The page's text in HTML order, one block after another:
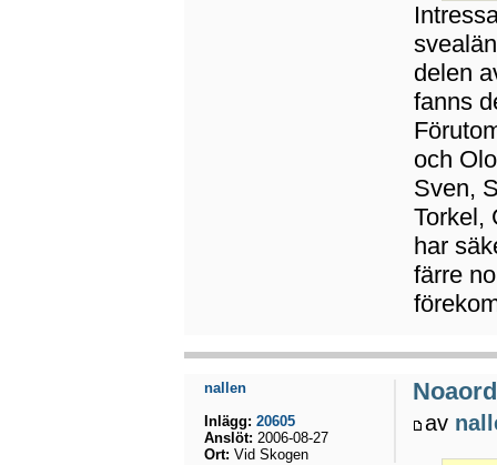
delen
fanns
och
Sven,
Torkel,
har
färre
av
nallen
Inlägg: 20605
Anslöt: 2006-08-27
Ort: Vid Skogen